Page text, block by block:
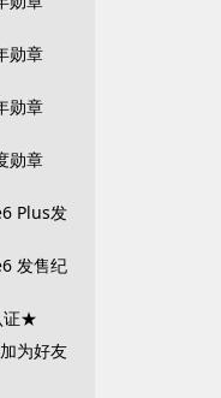
加为好友